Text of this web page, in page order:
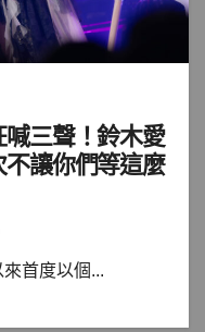
三聲！鈴木愛
讓你們等這麼
首度以個...